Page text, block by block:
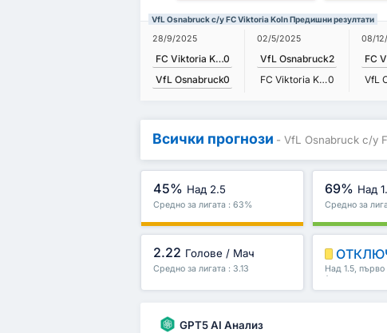
VfL Osnabruck с/у FC Viktoria Koln Предишни резултати
28/9/2025
FC Viktoria Koln0
VfL Osnabruck0
02/5/2025
VfL Osnabruck2
FC Viktoria Koln0
08/
VfL
Всички прогнози - VfL Osnabruck с/у
45% Над 2.5
Средно за лигата : 63%
69% Над
Средно за
2.22 Голове / Мач
Средно за лигата : 3.13
Над 1.5,
/второ
GPT5 AI Анализ